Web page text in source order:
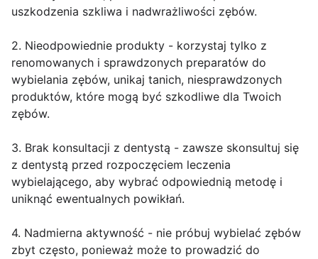
uszkodzenia szkliwa i nadwrażliwości zębów.
2. Nieodpowiednie produkty - korzystaj tylko z
renomowanych i sprawdzonych preparatów do
wybielania zębów, unikaj tanich, niesprawdzonych
produktów, które mogą być szkodliwe dla Twoich
zębów.
3. Brak konsultacji z dentystą - zawsze skonsultuj się
z dentystą przed rozpoczęciem leczenia
wybielającego, aby wybrać odpowiednią metodę i
uniknąć ewentualnych powikłań.
4. Nadmierna aktywność - nie próbuj wybielać zębów
zbyt często, ponieważ może to prowadzić do